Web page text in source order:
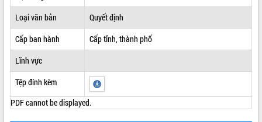
Loại văn bản
Quyết định
Cấp ban hành
Cấp tỉnh, thành phố
Lĩnh vực
Tệp đính kèm
PDF cannot be displayed.